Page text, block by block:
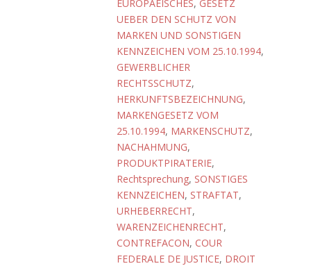
EUROPAEISCHES, GESETZ
UEBER DEN SCHUTZ VON
MARKEN UND SONSTIGEN
KENNZEICHEN VOM 25.10.1994,
GEWERBLICHER
RECHTSSCHUTZ,
HERKUNFTSBEZEICHNUNG,
MARKENGESETZ VOM
25.10.1994, MARKENSCHUTZ,
NACHAHMUNG,
PRODUKTPIRATERIE,
Rechtsprechung, SONSTIGES
KENNZEICHEN, STRAFTAT,
URHEBERRECHT,
WARENZEICHENRECHT,
CONTREFACON, COUR
FEDERALE DE JUSTICE, DROIT